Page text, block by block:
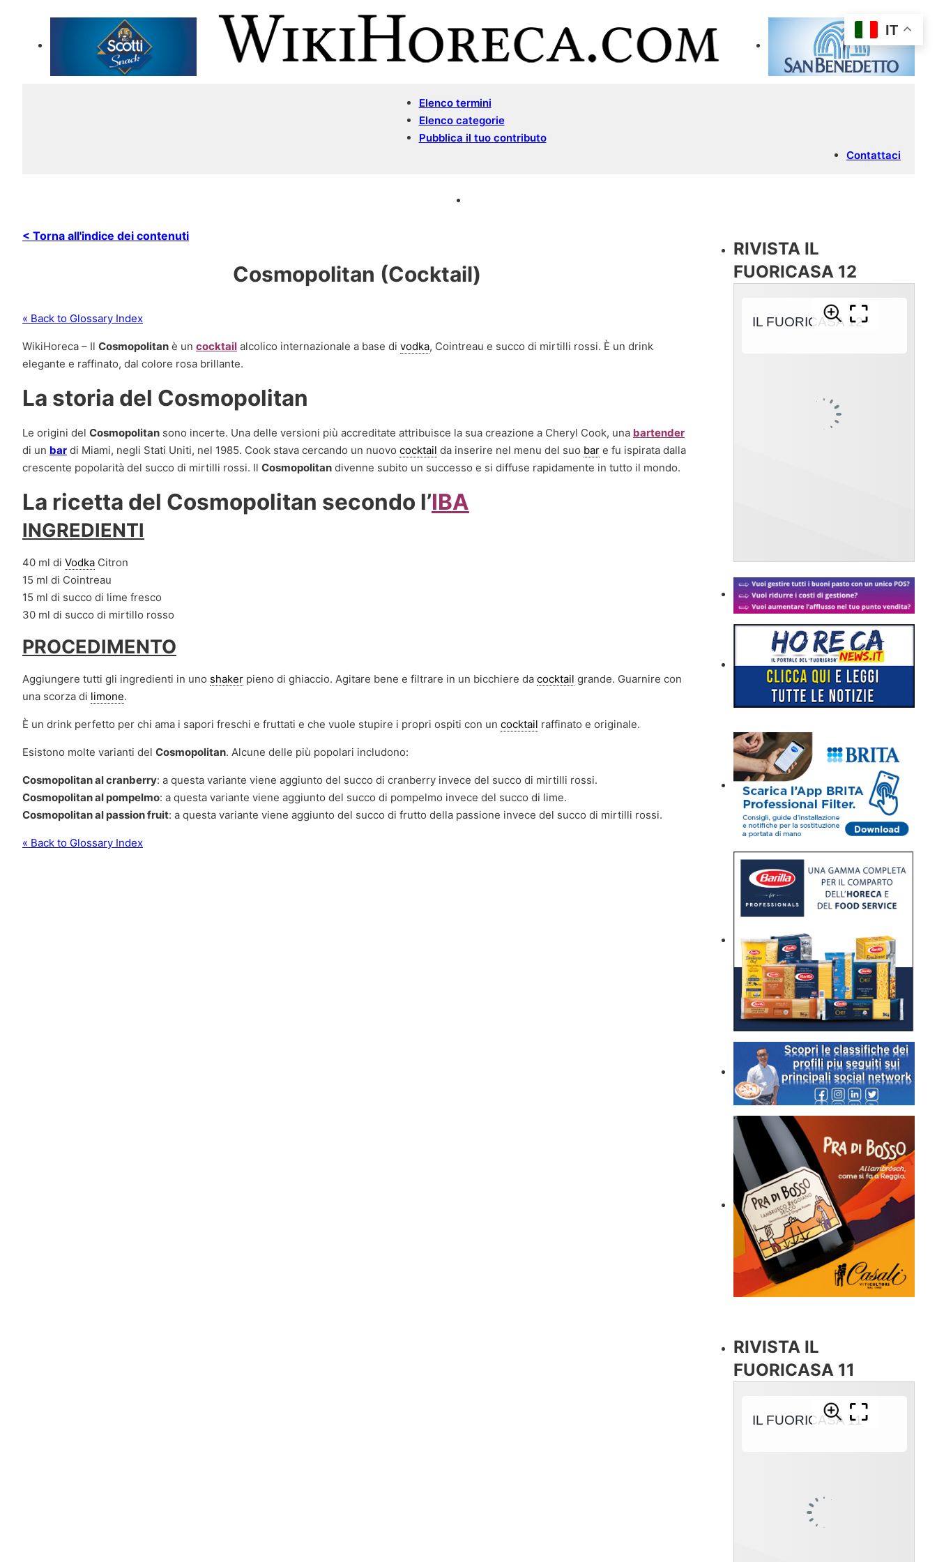
Elenco termini
Elenco categorie
Pubblica il tuo contributo
Contattaci
< Torna all'indice dei contenuti
Cosmopolitan (Cocktail)
« Back to Glossary Index
WikiHoreca – Il Cosmopolitan è un cocktail alcolico internazionale a base di vodka, Cointreau e succo di mirtilli rossi. È un drink
elegante e raffinato, dal colore rosa brillante.
La storia del Cosmopolitan
Le origini del Cosmopolitan sono incerte. Una delle versioni più accreditate attribuisce la sua creazione a Cheryl Cook, una bartender
di un bar di Miami, negli Stati Uniti, nel 1985. Cook stava cercando un nuovo cocktail da inserire nel menu del suo bar e fu ispirata dalla
crescente popolarità del succo di mirtilli rossi. Il Cosmopolitan divenne subito un successo e si diffuse rapidamente in tutto il mondo.
La ricetta del Cosmopolitan secondo l’IBA
INGREDIENTI
40 ml di Vodka Citron
15 ml di Cointreau
15 ml di succo di lime fresco
30 ml di succo di mirtillo rosso
PROCEDIMENTO
Aggiungere tutti gli ingredienti in uno shaker pieno di ghiaccio. Agitare bene e filtrare in un bicchiere da cocktail grande. Guarnire con
una scorza di limone.
È un drink perfetto per chi ama i sapori freschi e fruttati e che vuole stupire i propri ospiti con un cocktail raffinato e originale.
Esistono molte varianti del Cosmopolitan. Alcune delle più popolari includono:
Cosmopolitan al cranberry: a questa variante viene aggiunto del succo di cranberry invece del succo di mirtilli rossi.
Cosmopolitan al pompelmo: a questa variante viene aggiunto del succo di pompelmo invece del succo di lime.
Cosmopolitan al passion fruit: a questa variante viene aggiunto del succo di frutto della passione invece del succo di mirtilli rossi.
« Back to Glossary Index
RIVISTA IL
FUORICASA 12
RIVISTA IL
FUORICASA 11
IT